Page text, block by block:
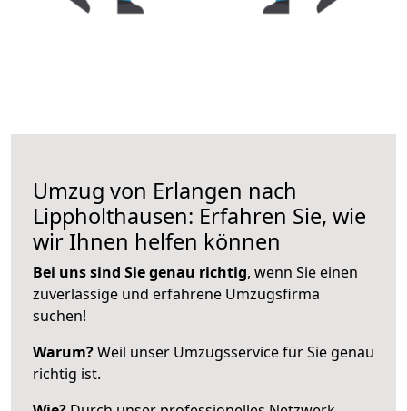
Umzug von Erlangen nach
Lippholthausen: Erfahren Sie, wie
wir Ihnen helfen können
Bei uns sind Sie genau richtig, wenn Sie einen
zuverlässige und erfahrene Umzugsfirma
suchen!
Warum?Weil unser Umzugsservice für Sie genau
richtig ist.